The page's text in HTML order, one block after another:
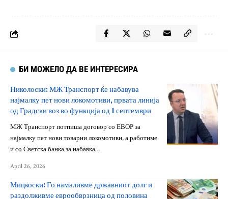
БИ МОЖЕЛО ДА ВЕ ИНТЕРЕСИРА
Николоски: МЖ Транспорт ќе набавува
најмалку пет нови локомотиви, првата линија
од Градски воз во функција од 1 септември
МЖ Транспорт потпиша договор со ЕВОР за
најмалку пет нови товарни локомотиви, а работиме
и со Светска банка за набавка…
April 26, 2026
Мицкоски: Го намаливме државниот долг и
раздолживме еврообврзница од половина